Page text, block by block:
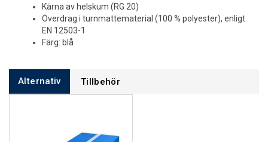
Kärna av helskum (RG 20)
Överdrag i turnmattematerial (100 % polyester), enligt
EN 12503-1
Färg: blå
Alternativ Tillbehör